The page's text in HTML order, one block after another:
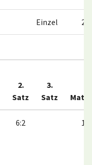
Einzel 2:0
2.
Satz
3.
Satz
6:2 1:0